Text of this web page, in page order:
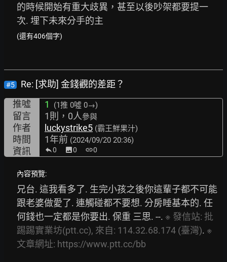
的時候開始有重大歧異，甚至以後吵架都要提一
次. 埋下未來分手的主
(還有406個字)
#5
Re: [求助] 金錢觀的差距？
推噓
1 (1推 0噓 0→)
留言 1則，0人參與
作者 luckystrike5 (霸王鮮果汁)
時間 1年前 (2024/09/20 20:36)
資訊 0 image0 link0
內容預覽:
兄台. 這我看多了. 生完小孩之後你這輩子都不可能
跟老婆做愛了. 連觸碰都不要想. 分房睡基本的. 任
何錢也一定都是你要出. 保重 三思. --. ※ 發信站: 批
踢踢實業坊(ptt.cc), 來自: 114.32.68.174 (臺灣). ※
文章網址: https://www.ptt.cc/bb